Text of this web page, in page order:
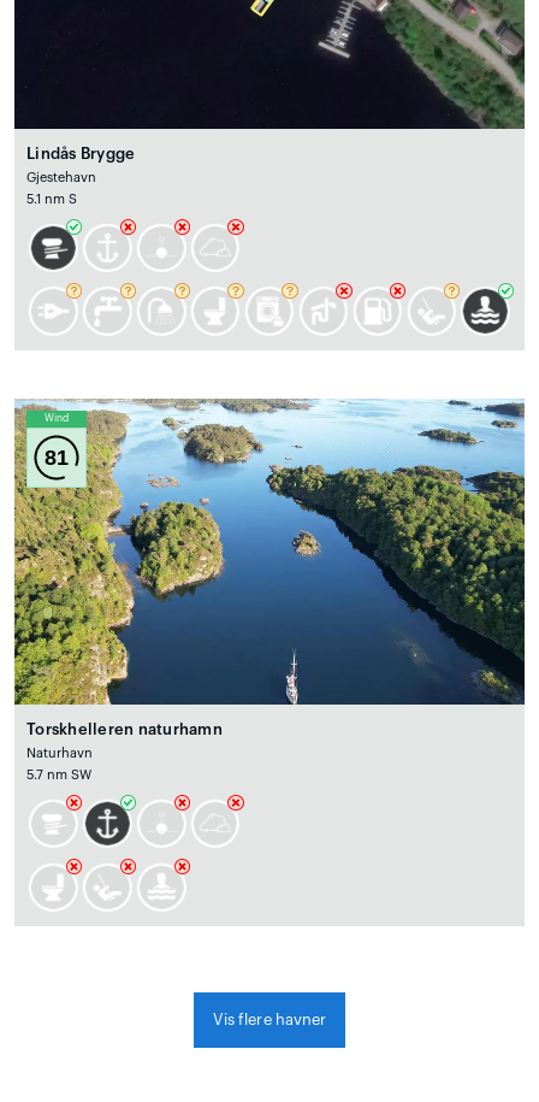
Lindås Brygge
Gjestehavn
5.1 nm S
Wind
81
Torskhelleren naturhamn
Naturhavn
5.7 nm SW
Vis flere havner